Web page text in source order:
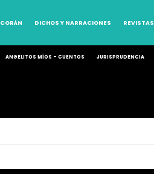
CORÁN DICHOS Y NARRACIONES REVISTAS
ANGELITOS MÍOS – CUENTOS JURISPRUDENCIA